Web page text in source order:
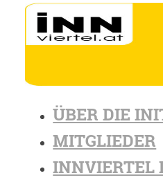
ÜBER DIE
MITGLIEDER
INNVIERTEL